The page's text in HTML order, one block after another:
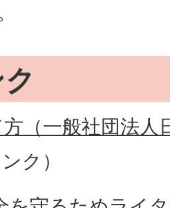
（一般社団法人
ク）